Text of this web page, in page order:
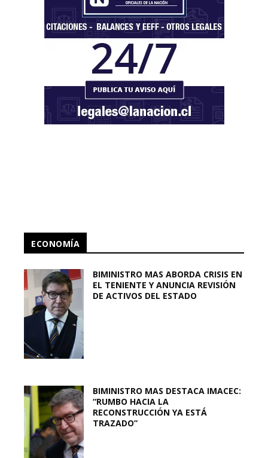
ECONOMÍA
BIMINISTRO MAS ABORDA CRISIS EN
EL TENIENTE Y ANUNCIA REVISIÓN
DE ACTIVOS DEL ESTADO
BIMINISTRO MAS DESTACA IMACEC:
“RUMBO HACIA LA
RECONSTRUCCIÓN YA ESTÁ
TRAZADO”